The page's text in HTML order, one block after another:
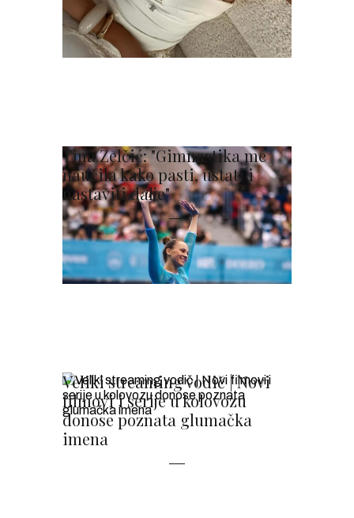
Tina Zelčić: "Gimnastika me
naučila kako pasti, ustati i
nastaviti dalje"
Veliki streaming vodič | Novi
filmovi i serije u kolovozu
donose poznata glumačka
imena